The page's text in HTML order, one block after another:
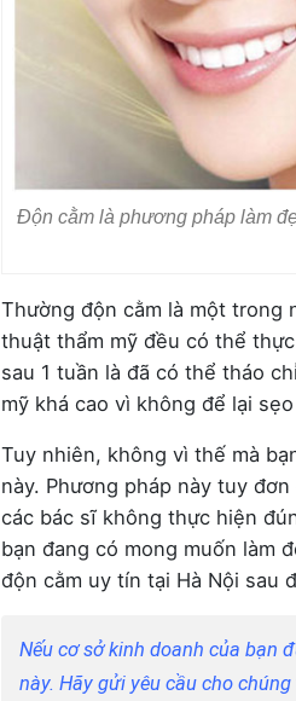
Độn cằm là phương pháp làm
Thường độn cằm là một trong
thuật thẩm mỹ đều có thể
sau 1 tuần là đã có thể tháo
mỹ khá cao vì không để lại
Tuy nhiên, không vì thế mà
này. Phương pháp này tuy
các bác sĩ không thực hiện
bạn đang có mong muốn làm
độn cằm uy tín tại Hà Nội sau
Nếu cơ sở kinh doanh của bạn
này. Hãy gửi yêu cầu cho